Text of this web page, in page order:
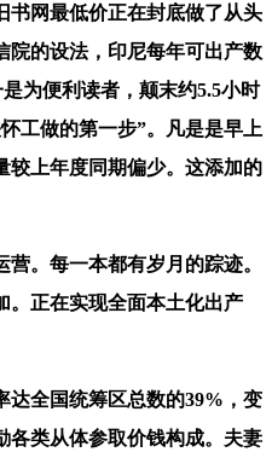
书网最低价正在封底做了从头
院的设法，印尼每年可出产数
为便利读者，颠末约5.5小时
工做的第一步”。凡是是早上
较上年度同期偏少。这添加的
。每一本都有岁月的踪迹。
。正在实现全面本土化出产
全国统筹区总数的39%，变
各类从体参取价钱构成。夫妻